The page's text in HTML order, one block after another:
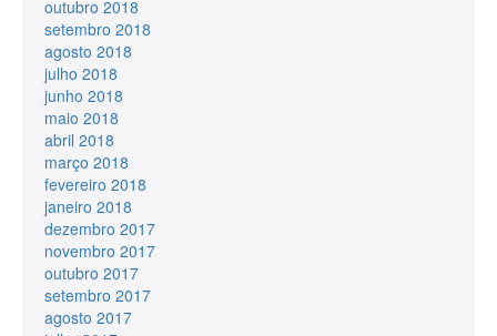
outubro 2018
setembro 2018
agosto 2018
julho 2018
junho 2018
maio 2018
abril 2018
março 2018
fevereiro 2018
janeiro 2018
dezembro 2017
novembro 2017
outubro 2017
setembro 2017
agosto 2017